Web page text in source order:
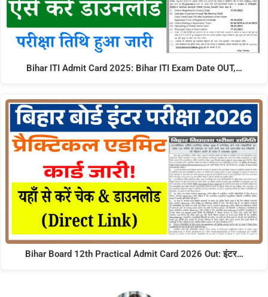
Bihar ITI Admit Card 2025: Bihar ITI Exam Date OUT,…
Bihar Board 12th Practical Admit Card 2026 Out: इंटर…